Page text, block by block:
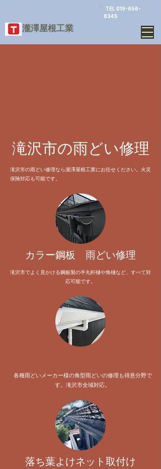
​瀧澤屋根工業
TEL 019-656-
8345
滝沢市の雨どい修理
滝沢市の雨どい修理なら瀧澤屋根工業にお任せください。火災
保険対応も可能です。
​カラー鋼板 雨どい修理
滝沢市でよく見かける鋼板製の半丸軒樋や角樋など、すべて対
応可能です。
各種雨どいメーカー様の角型雨どいの修理も得意分野で
す。滝沢市全域対応。
落ち葉よけネット取付け